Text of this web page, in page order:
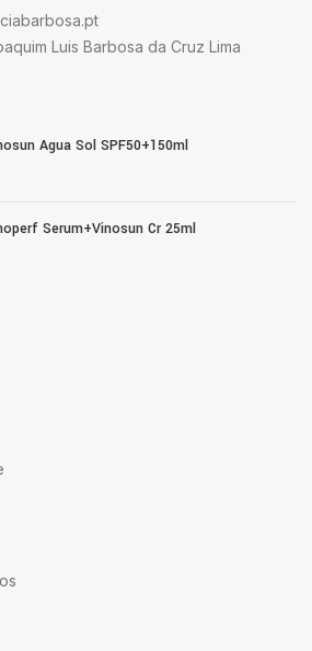
Luis Barbosa da Cruz Lima
Agua Sol SPF50+150ml
Serum+Vinosun Cr 25ml